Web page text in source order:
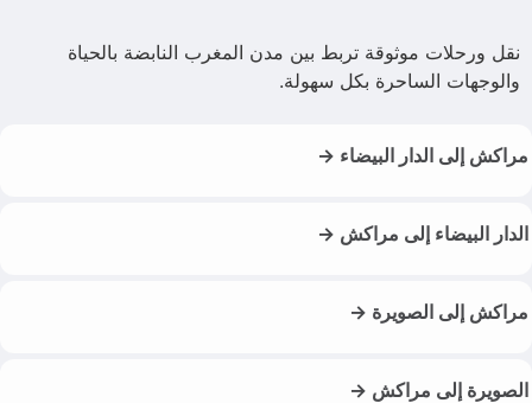
نقل ورحلات موثوقة تربط بين مدن المغرب النابضة بالحياة
والوجهات الساحرة بكل سهولة.
مراكش إلى الدار البيضاء →
الدار البيضاء إلى مراكش →
مراكش إلى الصويرة →
الصويرة إلى مراكش →